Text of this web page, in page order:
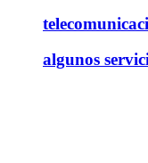
algunos